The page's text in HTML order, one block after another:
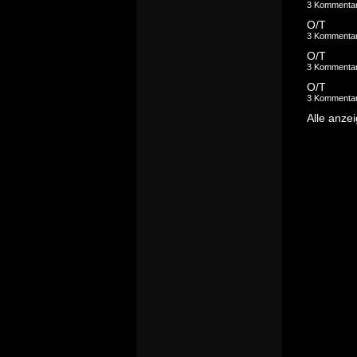
3
O/T
3
O/T
3
O/T
3
Alle